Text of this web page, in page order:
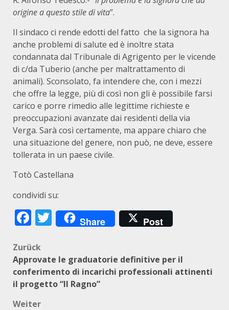
origine a questo stile di vita”.
Il sindaco ci rende edotti del fatto che la signora ha
anche problemi di salute ed è inoltre stata
condannata dal Tribunale di Agrigento per le vicende
di c/da Tuberio (anche per maltrattamento di
animali). Sconsolato, fa intendere che, con i mezzi
che offre la legge, più di così non gli è possibile farsi
carico e porre rimedio alle legittime richieste e
preoccupazioni avanzate dai residenti della via
Verga. Sarà così certamente, ma appare chiaro che
una situazione del genere, non può, ne deve, essere
tollerata in un paese civile.
Totò Castellana
condividi su:
Facebook
Twitter
Share Post
Beitragsnavigation
Zurück
Approvate le graduatorie definitive per il
conferimento di incarichi professionali attinenti
il progetto “Il Ragno”
Weiter